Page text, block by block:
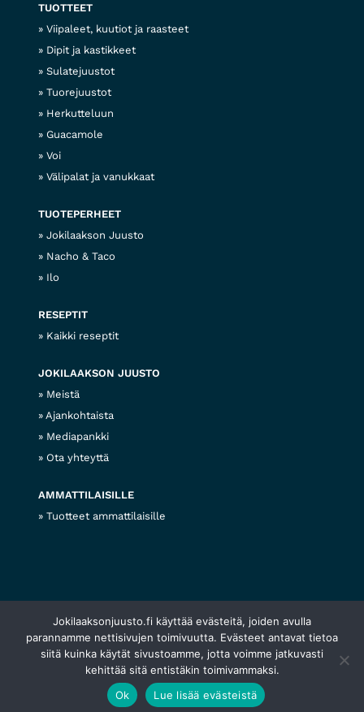
TUOTTEET
Viipaleet, kuutiot ja raasteet
Dipit ja kastikkeet
Sulatejuustot
Tuorejuustot
Herkutteluun
Guacamole
Voi
Välipalat ja vanukkaat
TUOTEPERHEET
Jokilaakson Juusto
Nacho & Taco
Ilo
RESEPTIT
Kaikki reseptit
JOKILAAKSON JUUSTO
Meistä
Ajankohtaista
Mediapankki
Ota yhteyttä
AMMATTILAISILLE
Tuotteet ammattilaisille
© 2026 Jokilaakson juustoTietosuojaseloste
Evästekäytännöt
Web design
Jokilaaksonjuusto.fi käyttää evästeitä, joiden avulla
parannamme nettisivujen toimivuutta. Evästeet antavat tietoa
siitä kuinka käytät sivustoamme, jotta voimme jatkuvasti
kehittää sitä entistäkin toimivammaksi.
Ok
Lue lisää evästeistä